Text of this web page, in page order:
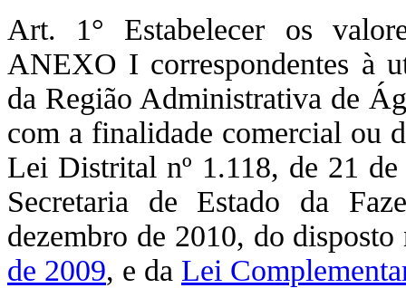
Art. 1° Estabelecer os
ANEXO I correspondentes à
da Região Administrativa de
com a finalidade comercial ou
Lei Distrital nº 1.118, de 21
Secretaria de Estado da
dezembro de 2010, do
de 2009, e da Lei